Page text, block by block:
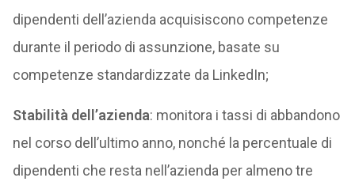
dipendenti dell’azienda acquisiscono competenze
durante il periodo di assunzione, basate su
competenze standardizzate da LinkedIn;
Stabilità dell’azienda: monitora i tassi di abbandono
nel corso dell’ultimo anno, nonché la percentuale di
dipendenti che resta nell’azienda per almeno tre